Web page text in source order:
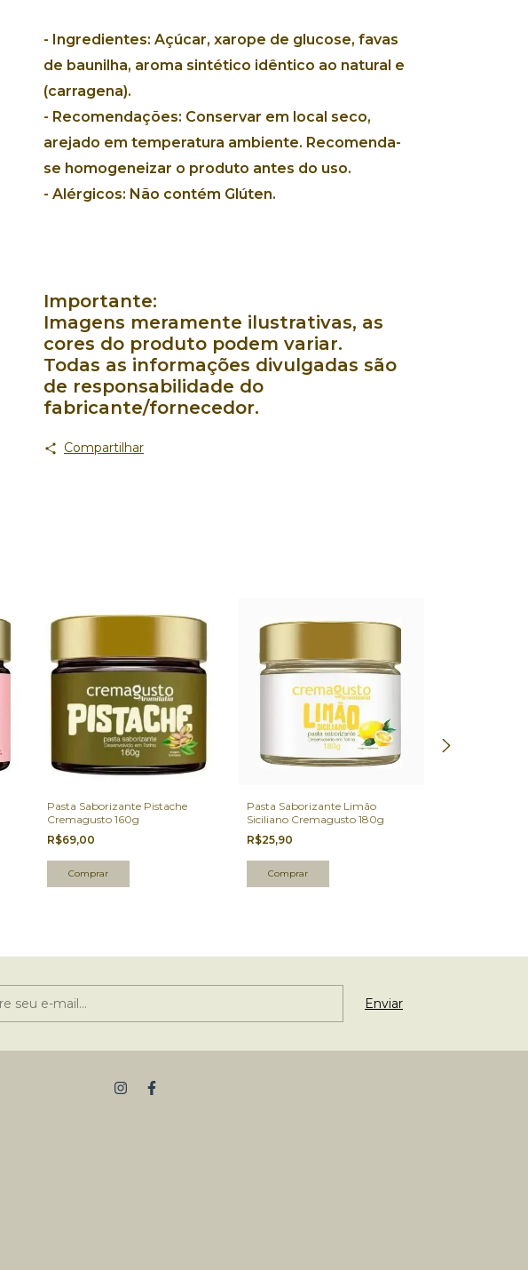
- Ingredientes: Açúcar, xarope de glucose, favas
de baunilha, aroma sintético idêntico ao natural e
(carragena).
- Recomendações: Conservar em local seco,
arejado em temperatura ambiente. Recomenda-
se homogeneizar o produto antes do uso.
- Alérgicos: Não contém Glúten.
Importante:
Imagens meramente ilustrativas, as
cores do produto podem variar.
Todas as informações divulgadas são
de responsabilidade do
fabricante/fornecedor.
Compartilhar
Pasta Saborizante Pistache
Cremagusto 160g
R$69,00
Pasta Saborizante Limão
Siciliano Cremagusto 180g
R$25,90